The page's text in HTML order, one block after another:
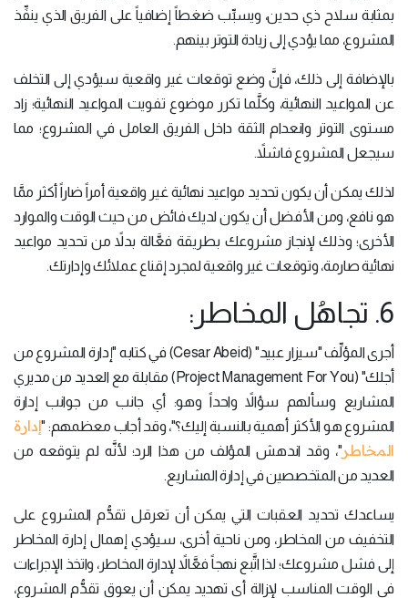
بمثابة سلاح ذي حدين، ويسبِّب ضغطاً إضافياً على الفريق الذي ينفِّذ
المشروع، مما يؤدي إلى زيادة التوتر بينهم.
بالإضافة إلى ذلك، فإنَّ وضع توقعات غير واقعية سيؤدي إلى التخلف
عن المواعيد النهائية، وكلَّما تكرر موضوع تفويت المواعيد النهائية؛ زاد
مستوى التوتر وانعدام الثقة داخل الفريق العامل في المشروع؛ مما
سيجعل المشروع فاشلاً.
لذلك يمكن أن يكون تحديد مواعيد نهائية غير واقعية أمراً ضاراً أكثر ممَّا
هو نافع، ومن الأفضل أن يكون لديك فائض من حيث الوقت والموارد
الأخرى؛ وذلك لإنجاز مشروعك بطريقة فعَّالة بدلاً من تحديد مواعيد
نهائية صارمة، وتوقعات غير واقعية لمجرد إقناع عملائك وإدارتك.
6. تجاهُل المخاطر:
أجرى المؤلِّف "سيزار عبيد" (Cesar Abeid) في كتابه "إدارة المشروع من
أجلك" (Project Management For You) مقابلة مع العديد من مديري
المشاريع وسألهم سؤالاً واحداً وهو: أي جانب من جوانب إدارة
المشروع هو الأكثر أهمية بالنسبة إليك؟"، وقد أجاب معظمهم: "إدارة
المخاطر"، وقد اندهش المؤلف من هذا الرد؛ لأنَّه لم يتوقعه من
العديد من المتخصصين في إدارة المشاريع.
يساعدك تحديد العقبات التي يمكن أن تعرقل تقدُّم المشروع على
التخفيف من المخاطر، ومن ناحية أخرى، سيؤدي إهمال إدارة المخاطر
إلى فشل مشروعك؛ لذا اتَّبع نهجاً فعَّالاً لإدارة المخاطر، واتخذ الإجراءات
في الوقت المناسب لإزالة أي تهديد يمكن أن يعوق تقدُّم المشروع،